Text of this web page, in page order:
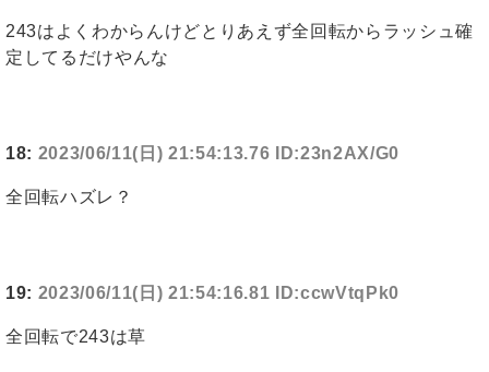
243はよくわからんけどとりあえず全回転からラッシュ確
定してるだけやんな
18: 2023/06/11(日) 21:54:13.76 ID:23n2AX/G0
全回転ハズレ？
19: 2023/06/11(日) 21:54:16.81 ID:ccwVtqPk0
全回転で243は草